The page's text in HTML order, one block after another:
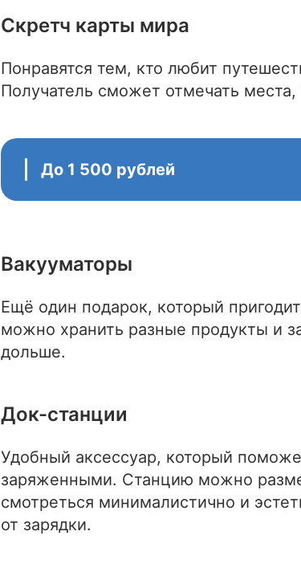
Скретч карты мира
Понравятся тем, кто любит
Получатель сможет отмечать
До 1 500 рублей
Вакууматоры
Ещё один подарок, который
можно хранить разные продукты и
дольше.
Док-станции
Удобный аксессуар, который
заряженными. Станцию можно
смотреться минималистично и
от зарядки.